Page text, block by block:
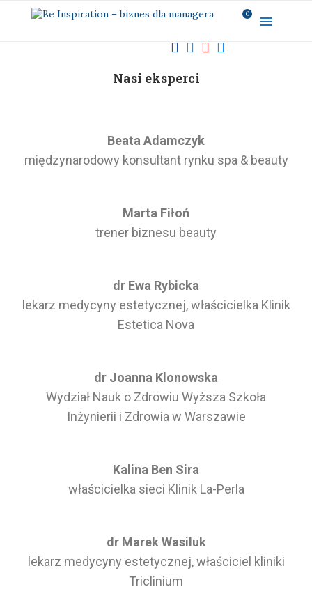
0
Nasi eksperci
Beata Adamczyk
międzynarodowy konsultant rynku spa & beauty
Marta Fiłoń
trener biznesu beauty
dr Ewa Rybicka
lekarz medycyny estetycznej, właścicielka Klinik
Estetica Nova
dr Joanna Klonowska
Wydział Nauk o Zdrowiu Wyższa Szkoła
Inżynierii i Zdrowia w Warszawie
Kalina Ben Sira
właścicielka sieci Klinik La-Perla
dr Marek Wasiluk
lekarz medycyny estetycznej, właściciel kliniki
Triclinium